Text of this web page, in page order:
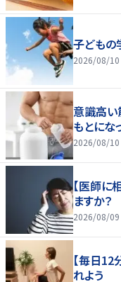
子どもの
2026/08/10
意識高い
もとにな
2026/08/10
【医師に
ますか？
2026/08/09
【毎日12
れよう